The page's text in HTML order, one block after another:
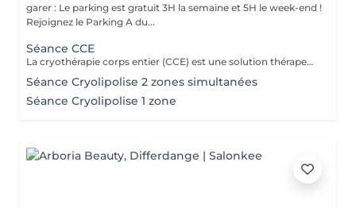
garer : Le parking est gratuit 3H la semaine et 5H le week-end !
Rejoignez le Parking A du...
Séance CCE
La cryothérapie corps entier (CCE) est une solution thérapeutique non médicamenteuse par le froid. Elle utilise l'action du froid en produisant un effet antalgique et anti-inflammatoire sur tout le corps dans de nombreux domaines : médical, sportif, bien-être et esthétique.
Séance Cryolipolise 2 zones simultanées
Séance Cryolipolise 1 zone